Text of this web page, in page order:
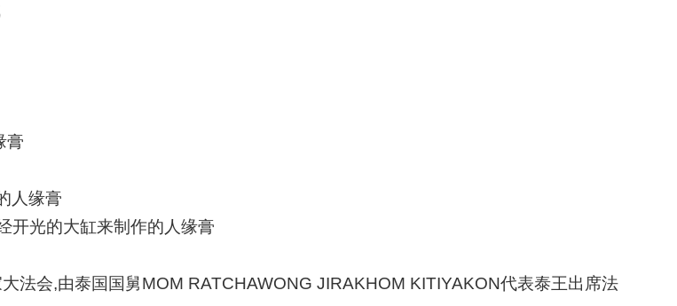
膏
人缘膏
开光的大缸来制作的人缘膏
法会,由泰国国舅MOM RATCHAWONG JIRAKHOM KITIYAKON代表泰王出席法